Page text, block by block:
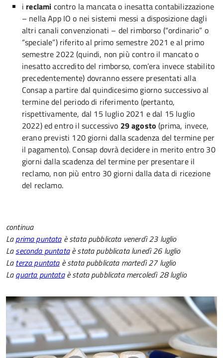
i reclami contro la mancata o inesatta contabilizzazione
– nella App IO o nei sistemi messi a disposizione dagli
altri canali convenzionati – del rimborso (“ordinario” o
“speciale”) riferito al primo semestre 2021 e al primo
semestre 2022 (quindi, non più contro il mancato o
inesatto accredito del rimborso, com’era invece stabilito
precedentemente) dovranno essere presentati alla
Consap a partire dal quindicesimo giorno successivo al
termine del periodo di riferimento (pertanto,
rispettivamente, dal 15 luglio 2021 e dal 15 luglio
2022) ed entro il successivo 29 agosto (prima, invece,
erano previsti 120 giorni dalla scadenza del termine per
il pagamento). Consap dovrà decidere in merito entro 30
giorni dalla scadenza del termine per presentare il
reclamo, non più entro 30 giorni dalla data di ricezione
del reclamo.
continua
Laprima puntataè stata pubblicata venerdì 23 luglio
Laseconda puntataè stata pubblicata lunedì 26 luglio
Laterza puntataè stata pubblicata martedì 27 luglio
Laquarta puntataè stata pubblicata mercoledì 28 luglio